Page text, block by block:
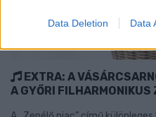
Data Deletion Data
EXTRA: A
A GYŐRI FILHARMONIKUS